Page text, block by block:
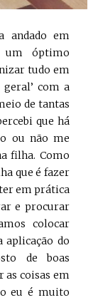
andado em
um óptimo
tudo em
geral’ com a
de tantas
que há
ou não me
filha. Como
que é fazer
em prática
e procurar
colocar
aplicação do
de boas
as coisas em
eu é muito